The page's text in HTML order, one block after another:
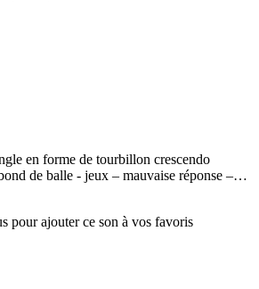
en forme de tourbillon crescendo
de balle - jeux – mauvaise réponse –…